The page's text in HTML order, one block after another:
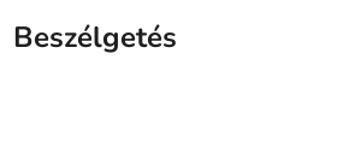
Beszélgetés